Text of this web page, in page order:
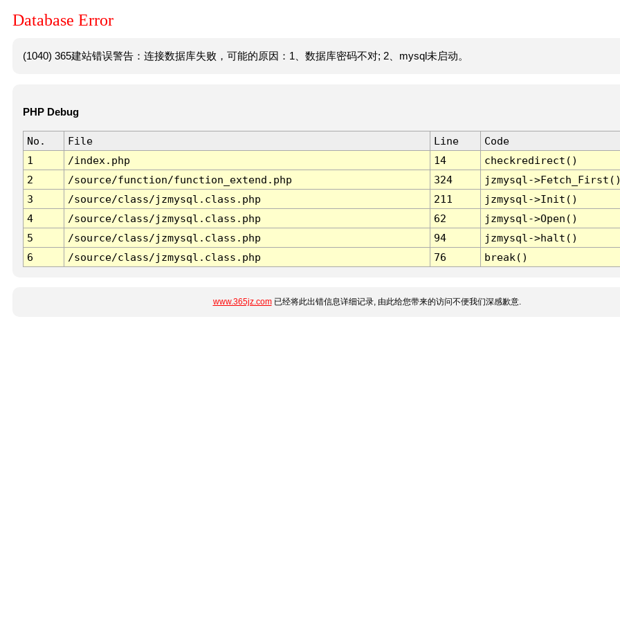
Database Error
(1040) 365建站错误警告：连接数据库失败，可能的原因：1、数据库密码不对; 2、mysql未启动。
PHP Debug
No. File Line
Code
1
/index.php 14
checkredirect()
2
/source/function/function_extend.php 324
jzmysql-
3
/source/class/jzmysql.class.php 211
jzmysql->Init()
4
/source/class/jzmysql.class.php 62
jzmysql->Open()
5
/source/class/jzmysql.class.php 94
jzmysql->halt()
6
/source/class/jzmysql.class.php 76 break()
www.365jz.com已经将此出错信息详细记录, 由此给您带来的访问不便我们深感歉意.